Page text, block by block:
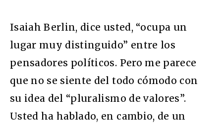
Isaiah Berlin, dice usted, “ocupa un
lugar muy distinguido” entre los
pensadores políticos. Pero me parece
que no se siente del todo cómodo con
su idea del “pluralismo de valores”.
Usted ha hablado, en cambio, de un